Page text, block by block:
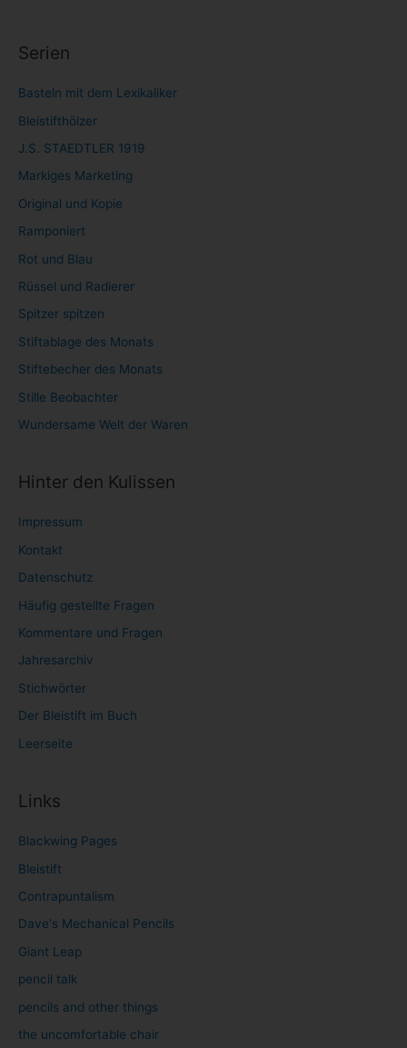
Serien
Basteln mit dem Lexikaliker
Bleistifthölzer
J.S. STAEDTLER 1919
Markiges Marketing
Original und Kopie
Ramponiert
Rot und Blau
Rüssel und Radierer
Spitzer spitzen
Stiftablage des Monats
Stiftebecher des Monats
Stille Beobachter
Wundersame Welt der Waren
Hinter den Kulissen
Impressum
Kontakt
Datenschutz
Häufig gestellte Fragen
Kommentare und Fragen
Jahresarchiv
Stichwörter
Der Bleistift im Buch
Leerseite
Links
Blackwing Pages
Bleistift
Contrapuntalism
Dave's Mechanical Pencils
Giant Leap
pencil talk
pencils and other things
the uncomfortable chair